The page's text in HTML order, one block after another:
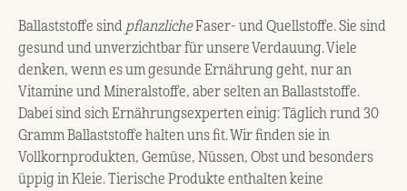
Ballaststoffe sind pflanzlicheFaser- und Quellstoffe. Sie sind
gesund und unverzichtbar für unsere Verdauung. Viele
denken, wenn es um gesunde Ernährung geht, nur an
Vitamine und Mineralstoffe, aber selten an Ballaststoffe.
Dabei sind sich Ernährungsexperten einig: Täglich rund 30
Gramm Ballaststoffe halten uns fit. Wir finden sie in
Vollkornprodukten, Gemüse, Nüssen, Obst und besonders
üppig in Kleie. Tierische Produkte enthalten keine